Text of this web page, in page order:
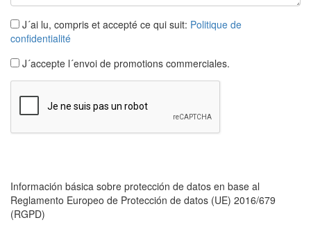
J´ai lu, compris et accepté ce qui suit: Politique de
confidentialité
J´accepte l´envoi de promotions commerciales.
Información básica sobre protección de datos en base al
Reglamento Europeo de Protección de datos (UE) 2016/679
(RGPD)